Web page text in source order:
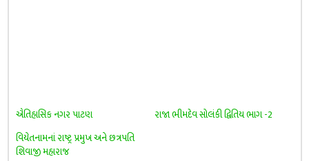
ઐતિહાસિક નગર પાટણ
રાજા ભીમદેવ સોલંકી દ્વિતિય ભાગ -2
વિયેતનામનાં રાષ્ટ્ર પ્રમુખ અને છત્રપતિ
શિવાજી મહારાજ